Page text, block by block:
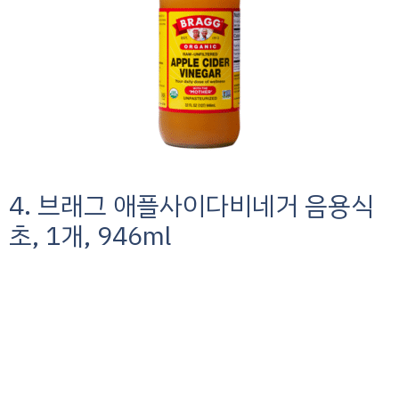
4. 브래그 애플사이다비네거 음용식
초, 1개, 946ml